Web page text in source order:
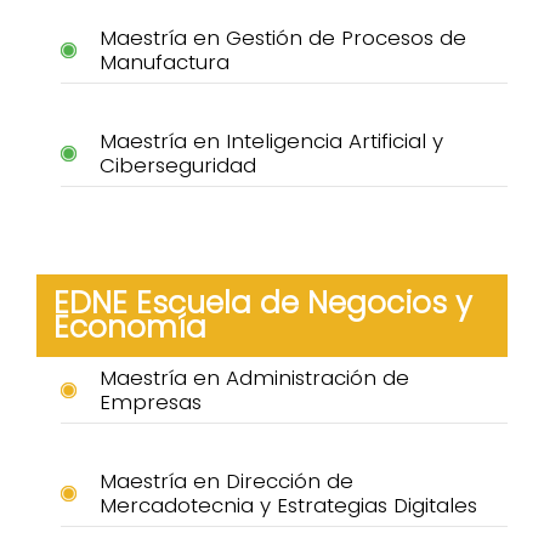
Maestría en Gestión de Procesos de
Manufactura
Maestría en Inteligencia Artificial y
Ciberseguridad
EDNE Escuela de Negocios y
Economía
Maestría en Administración de
Empresas
Maestría en Dirección de
Mercadotecnia y Estrategias Digitales